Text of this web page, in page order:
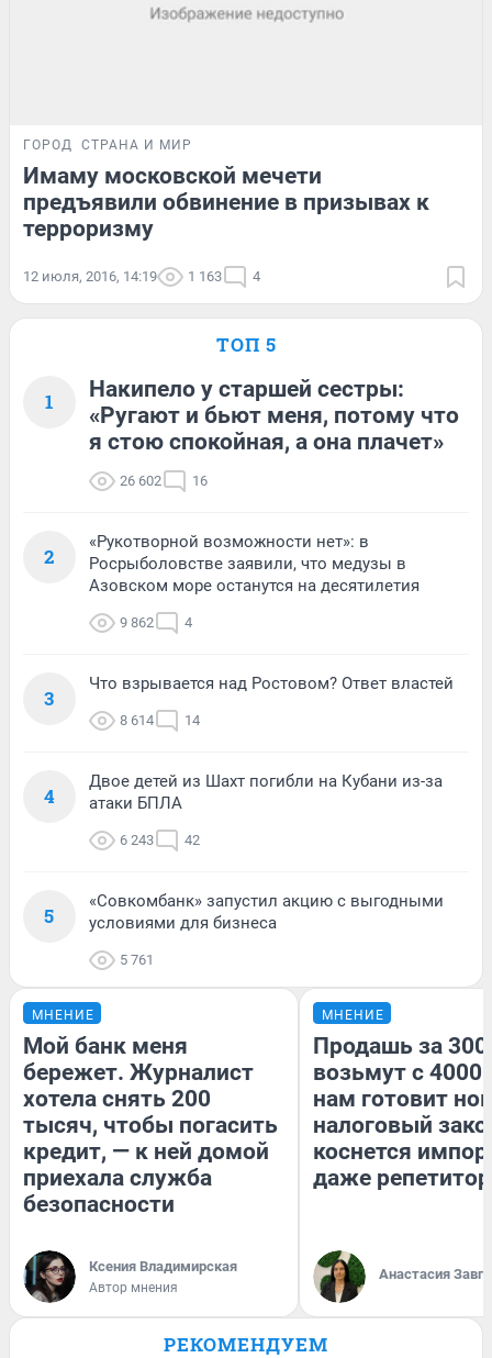
ГОРОД СТРАНА И МИР
Имаму московской мечети
предъявили обвинение в призывах к
терроризму
12 июля, 2016, 14:19 1 163 4
ТОП 5
1
Накипело у старшей сестры:
«Ругают и бьют меня, потому что
я стою спокойная, а она плачет»
26 602 16
2
«Рукотворной возможности нет»: в
Росрыболовстве заявили, что медузы в
Азовском море останутся на десятилетия
9 862 4
3
Что взрывается над Ростовом? Ответ властей
8 614 14
4
Двое детей из Шахт погибли на Кубани из-за
атаки БПЛА
6 243 42
5
«Совкомбанк» запустил акцию с выгодными
условиями для бизнеса
5 761
МНЕНИЕ
Мой банк меня
бережет. Журналист
хотела снять 200
тысяч, чтобы погасить
кредит, — к ней домой
приехала служба
безопасности
Ксения Владимирская
Автор мнения
МНЕНИЕ
Продашь за
возьмут с
нам готовит
налоговый
коснется
даже
Анастасия
РЕКОМЕНДУЕМ